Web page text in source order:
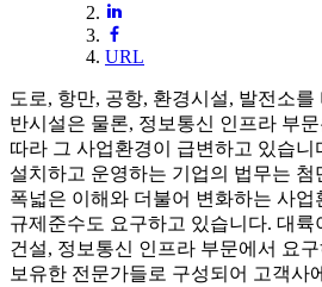
URL
도로, 항만, 공항, 환경시설, 발전소를
반시설은 물론, 정보통신 인프라 부
따라 그 사업환경이 급변하고 있습니
설치하고 운영하는 기업의 법무는
폭넓은 이해와 더불어 변화하는 사
규제준수도 요구하고 있습니다. 대
건설, 정보통신 인프라 부문에서 요
보유한 전문가들로 구성되어 고객사